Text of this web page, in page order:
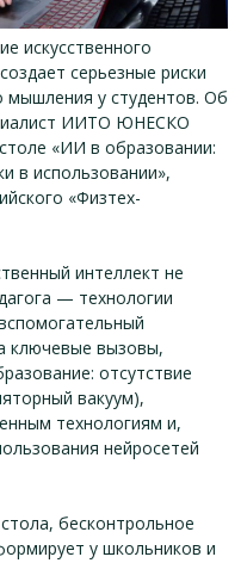
искусственного
серьезные риски
мышления у студентов. Об
ИИТО ЮНЕСКО
«ИИ в образовании:
в использовании»,
«Физтех-
интеллект не
— технологии
ключевые вызовы,
отсутствие
вакуум),
технологиям и,
нейросетей
бесконтрольное
у школьников и